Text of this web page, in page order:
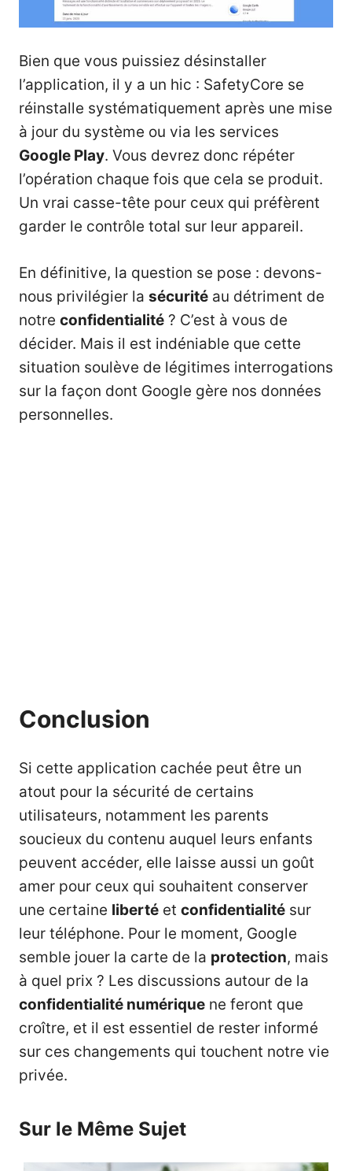
Bien que vous puissiez désinstaller
l’application, il y a un hic : SafetyCore se
réinstalle systématiquement après une mise
à jour du système ou via les services
Google Play. Vous devrez donc répéter
l’opération chaque fois que cela se produit.
Un vrai casse-tête pour ceux qui préfèrent
garder le contrôle total sur leur appareil.
En définitive, la question se pose : devons-
nous privilégier la sécurité au détriment de
notre confidentialité ? C’est à vous de
décider. Mais il est indéniable que cette
situation soulève de légitimes interrogations
sur la façon dont Google gère nos données
personnelles.
Conclusion
Si cette application cachée peut être un
atout pour la sécurité de certains
utilisateurs, notamment les parents
soucieux du contenu auquel leurs enfants
peuvent accéder, elle laisse aussi un goût
amer pour ceux qui souhaitent conserver
une certaine liberté et confidentialité sur
leur téléphone. Pour le moment, Google
semble jouer la carte de la protection, mais
à quel prix ? Les discussions autour de la
confidentialité numérique ne feront que
croître, et il est essentiel de rester informé
sur ces changements qui touchent notre vie
privée.
Sur le Même Sujet